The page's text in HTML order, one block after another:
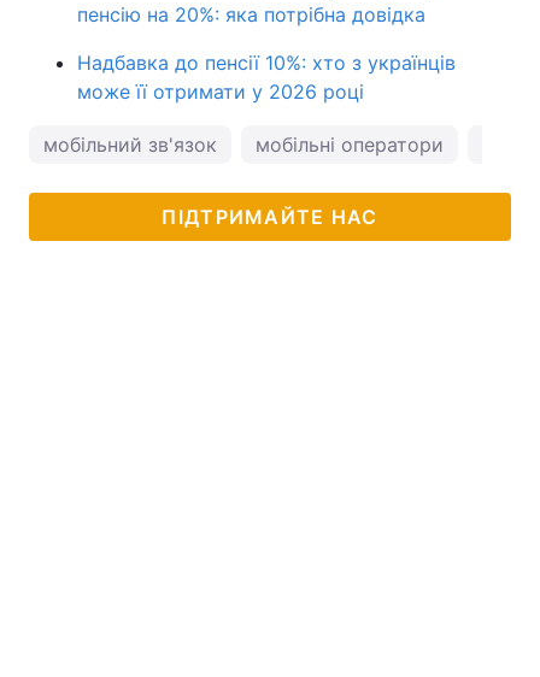
пенсію на 20%: яка потрібна довідка
Надбавка до пенсії 10%: хто з українців
може її отримати у 2026 році
мобільний зв'язок мобільні оператори
ПІДТРИМАЙТЕ НАС